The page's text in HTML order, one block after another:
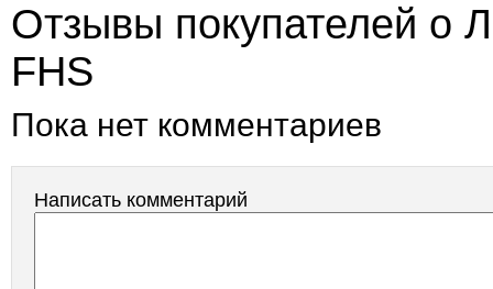
Отзывы покупателей о
FHS
Пока нет комментариев
Написать комментарий